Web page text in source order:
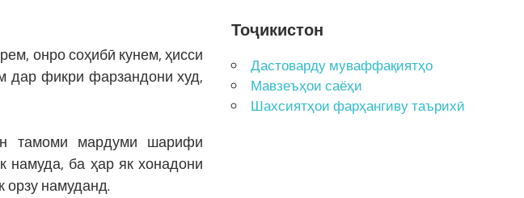
онро соҳибӣ кунем, ҳисси
дар фикри фарзандони худ,
тамоми мардуми шарифи
намуда, ба ҳар як хонадони
орзу намуданд.
Тоҷикистон
Дастоварду муваффақиятҳо
Мавзеъҳои саёҳи
Шахсиятҳои фарҳангиву таърихӣ